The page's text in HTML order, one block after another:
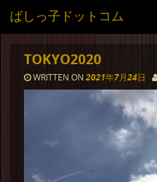
ばしっ子ドットコム
TOKYO2020
WRITTEN ON 2021年7月24日